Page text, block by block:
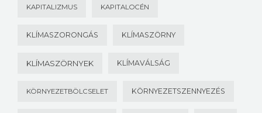
KAPITALIZMUS KAPITALOCÉN
KLÍMASZORONGÁS KLÍMASZÖRNY
KLÍMASZÖRNYEK KLÍMAVÁLSÁG
KÖRNYEZETBÖLCSELET KÖRNYEZETSZENNYEZÉS